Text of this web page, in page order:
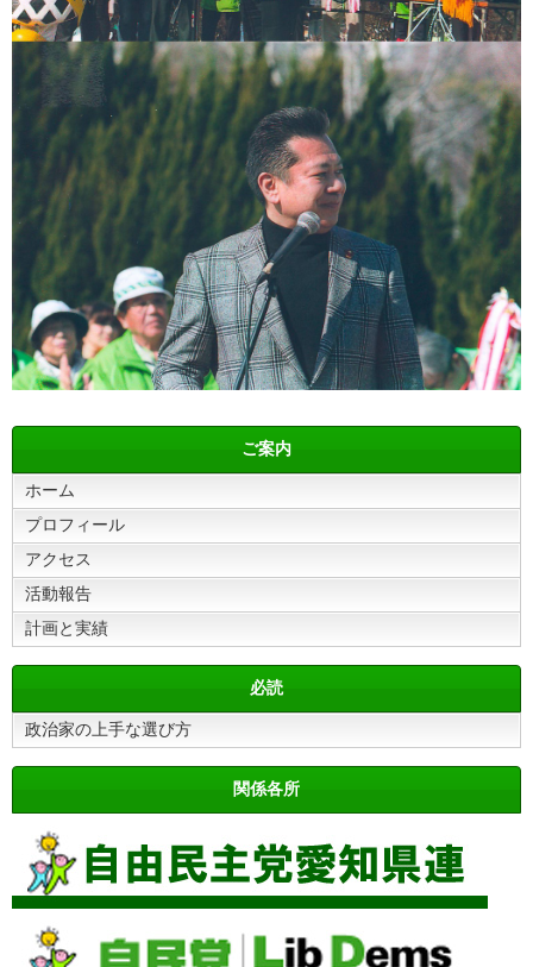
ご案内
ホーム
プロフィール
アクセス
活動報告
計画と実績
必読
政治家の上手な選び方
関係各所